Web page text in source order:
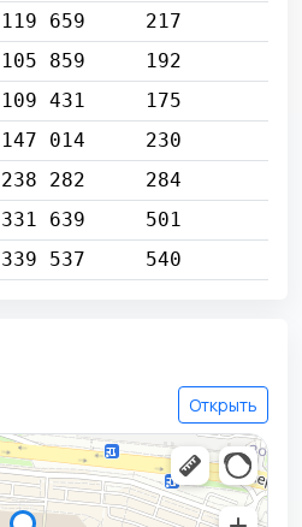
119 659
217
105 859
192
109 431
175
147 014
230
238 282
284
331 639
501
339 537 540
Открыть